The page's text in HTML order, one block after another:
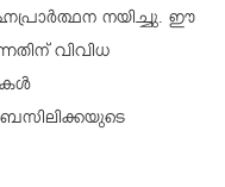
നയിച്ചു. ഈ
വിവിധ